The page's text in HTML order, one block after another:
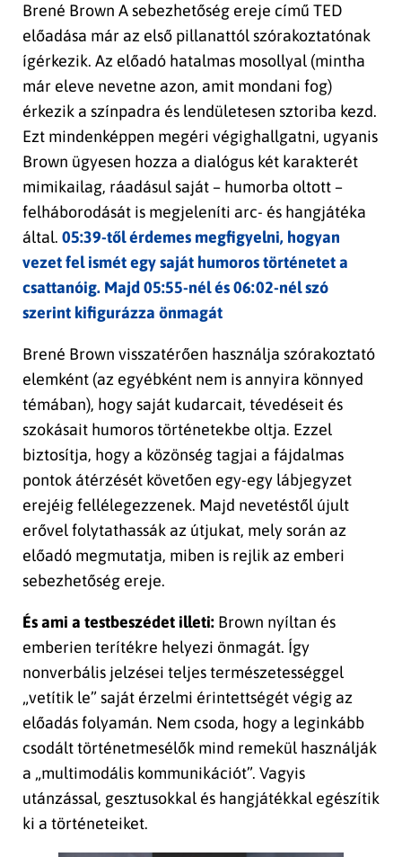
Brené Brown A sebezhetőség ereje című TED
előadása már az első pillanattól szórakoztatónak
ígérkezik. Az előadó hatalmas mosollyal (mintha
már eleve nevetne azon, amit mondani fog)
érkezik a színpadra és lendületesen sztoriba kezd.
Ezt mindenképpen megéri végighallgatni, ugyanis
Brown ügyesen hozza a dialógus két karakterét
mimikailag, ráadásul saját – humorba oltott –
felháborodását is megjeleníti arc- és hangjátéka
által. 05:39-től érdemes megfigyelni, hogyan
vezet fel ismét egy saját humoros történetet a
csattanóig. Majd 05:55-nél és 06:02-nél szó
szerint kifigurázza önmagát
Brené Brown visszatérően használja szórakoztató
elemként (az egyébként nem is annyira könnyed
témában), hogy saját kudarcait, tévedéseit és
szokásait humoros történetekbe oltja. Ezzel
biztosítja, hogy a közönség tagjai a fájdalmas
pontok átérzését követően egy-egy lábjegyzet
erejéig fellélegezzenek. Majd nevetéstől újult
erővel folytathassák az útjukat, mely során az
előadó megmutatja, miben is rejlik az emberi
sebezhetőség ereje.
És ami a testbeszédet illeti: Brown nyíltan és
emberien terítékre helyezi önmagát. Így
nonverbális jelzései teljes természetességgel
„vetítik le” saját érzelmi érintettségét végig az
előadás folyamán. Nem csoda, hogy a leginkább
csodált történetmesélők mind remekül használják
a „multimodális kommunikációt”. Vagyis
utánzással, gesztusokkal és hangjátékkal egészítik
ki a történeteiket.